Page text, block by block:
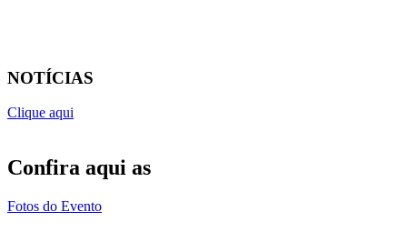
NOTÍCIAS
Clique aqui
Confira aqui as
Fotos do Evento